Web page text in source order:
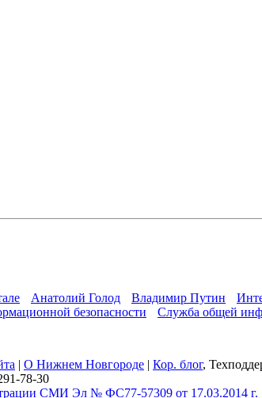
Анатолий Голод Владимир Путин
безопасности Служба общей
| О Нижнем Новгороде | Кор. блог,
78-30
СМИ Эл № ФС77-57309 от 17.03.2014 г.